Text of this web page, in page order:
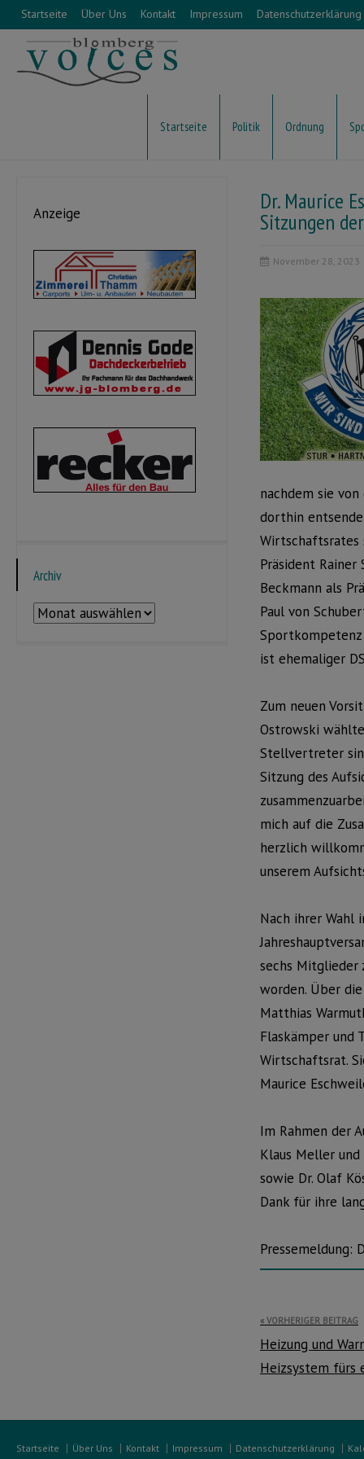
Startseite Über Uns Kontakt Impressum Datenschutzerklärung
Startseite Politik Ordnung
Dr. Maurice
Sitzungen
November 28, 2023
nachdem sie
dorthin
Wirtschaftsrates
Präsident
Beckmann als
Paul von
Sportkompetenz
ist ehemaliger
Zum neuen
Ostrowski
Stellvertreter
Sitzung des
mich auf die
herzlich
unserem
Nach ihrer Wahl
sechs Mitglieder
worden. Über
Matthias
Flaskämper und
Wirtschaftsrat.
Maurice
Im Rahmen der
Klaus Meller
sowie Dr. Olaf
Dank für ihre
Pressemeldung:
VORHERIGER BEITRAG
Heizung und
Heizsystem fürs
Anzeige
Archiv
Archiv
Startseite Über Uns Kontakt Impressum Datenschutzerklärung